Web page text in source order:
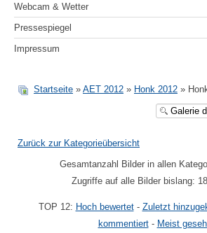
Webcam & Wetter
Pressespiegel
Impressum
Startseite » AET 2012 » Honk 2012 »
Zurück zur Kategorieübersicht
Gesamtanzahl Bilder in allen
Zugriffe auf alle Bilder bislang:
TOP 12: Hoch bewertet- Zuletzt
kommentiert- Meist